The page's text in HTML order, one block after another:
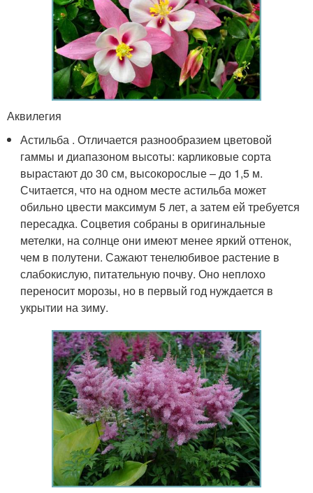
Аквилегия
Астильба . Отличается разнообразием цветовой
гаммы и диапазоном высоты: карликовые сорта
вырастают до 30 см, высокорослые – до 1,5 м.
Считается, что на одном месте астильба может
обильно цвести максимум 5 лет, а затем ей требуется
пересадка. Соцветия собраны в оригинальные
метелки, на солнце они имеют менее яркий оттенок,
чем в полутени. Сажают тенелюбивое растение в
слабокислую, питательную почву. Оно неплохо
переносит морозы, но в первый год нуждается в
укрытии на зиму.